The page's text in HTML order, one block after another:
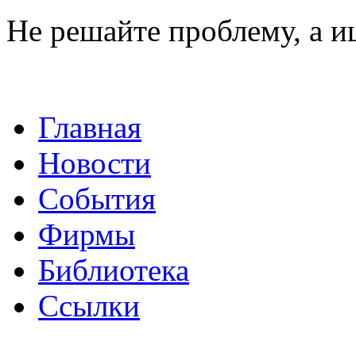
Не решайте проблему, а
Главная
Новости
События
Фирмы
Библиотека
Ссылки